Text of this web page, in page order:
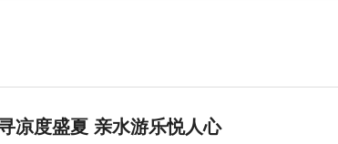
凉度盛夏 亲水游乐悦人心